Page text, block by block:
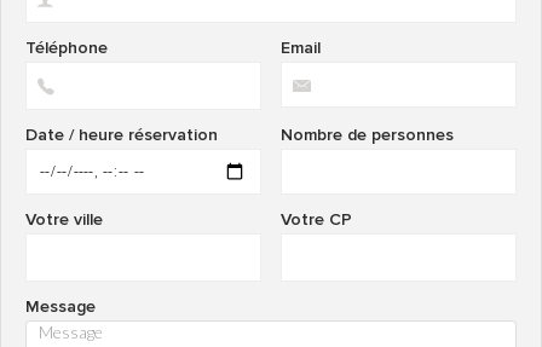
Email
Téléphone
Nombre de personnes
Date / heure réservation
Votre CP
Votre ville
Message